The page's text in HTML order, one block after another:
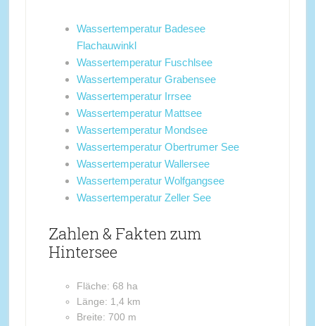
Wassertemperatur Badesee
Flachauwinkl
Wassertemperatur Fuschlsee
Wassertemperatur Grabensee
Wassertemperatur Irrsee
Wassertemperatur Mattsee
Wassertemperatur Mondsee
Wassertemperatur Obertrumer See
Wassertemperatur Wallersee
Wassertemperatur Wolfgangsee
Wassertemperatur Zeller See
Zahlen & Fakten zum
Hintersee
Fläche: 68 ha
Länge: 1,4 km
Breite: 700 m